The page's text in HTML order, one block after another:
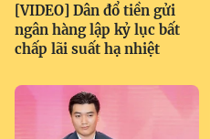
[VIDEO] Dân đổ tiền gửi
ngân hàng lập kỷ lục bất
chấp lãi suất hạ nhiệt